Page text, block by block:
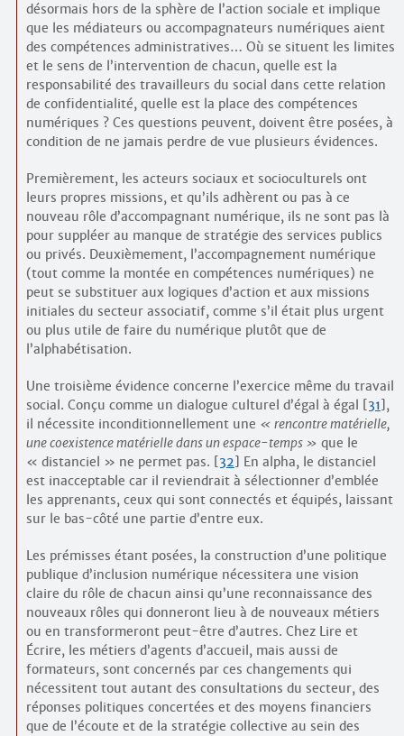
désormais hors de la sphère de l’action sociale et implique
que les médiateurs ou accompagnateurs numériques aient
des compétences administratives… Où se situent les limites
et le sens de l’intervention de chacun, quelle est la
responsabilité des travailleurs du social dans cette relation
de confidentialité, quelle est la place des compétences
numériques ? Ces questions peuvent, doivent être posées, à
condition de ne jamais perdre de vue plusieurs évidences.
Premièrement, les acteurs sociaux et socioculturels ont
leurs propres missions, et qu’ils adhèrent ou pas à ce
nouveau rôle d’accompagnant numérique, ils ne sont pas là
pour suppléer au manque de stratégie des services publics
ou privés. Deuxièmement, l’accompagnement numérique
(tout comme la montée en compétences numériques) ne
peut se substituer aux logiques d’action et aux missions
initiales du secteur associatif, comme s’il était plus urgent
ou plus utile de faire du numérique plutôt que de
l’alphabétisation.
Une troisième évidence concerne l’exercice même du travail
social. Conçu comme un dialogue culturel d’égal à égal [31],
il nécessite inconditionnellement une
rencontre matérielle,
une coexistence matérielle dans un espace-temps
que le
« distanciel » ne permet pas. [32] En alpha, le distanciel
est inacceptable car il reviendrait à sélectionner d’emblée
les apprenants, ceux qui sont connectés et équipés, laissant
sur le bas-côté une partie d’entre eux.
Les prémisses étant posées, la construction d’une politique
publique d’inclusion numérique nécessitera une vision
claire du rôle de chacun ainsi qu’une reconnaissance des
nouveaux rôles qui donneront lieu à de nouveaux métiers
ou en transformeront peut-être d’autres. Chez Lire et
Écrire, les métiers d’agents d’accueil, mais aussi de
formateurs, sont concernés par ces changements qui
nécessitent tout autant des consultations du secteur, des
réponses politiques concertées et des moyens financiers
que de l’écoute et de la stratégie collective au sein des